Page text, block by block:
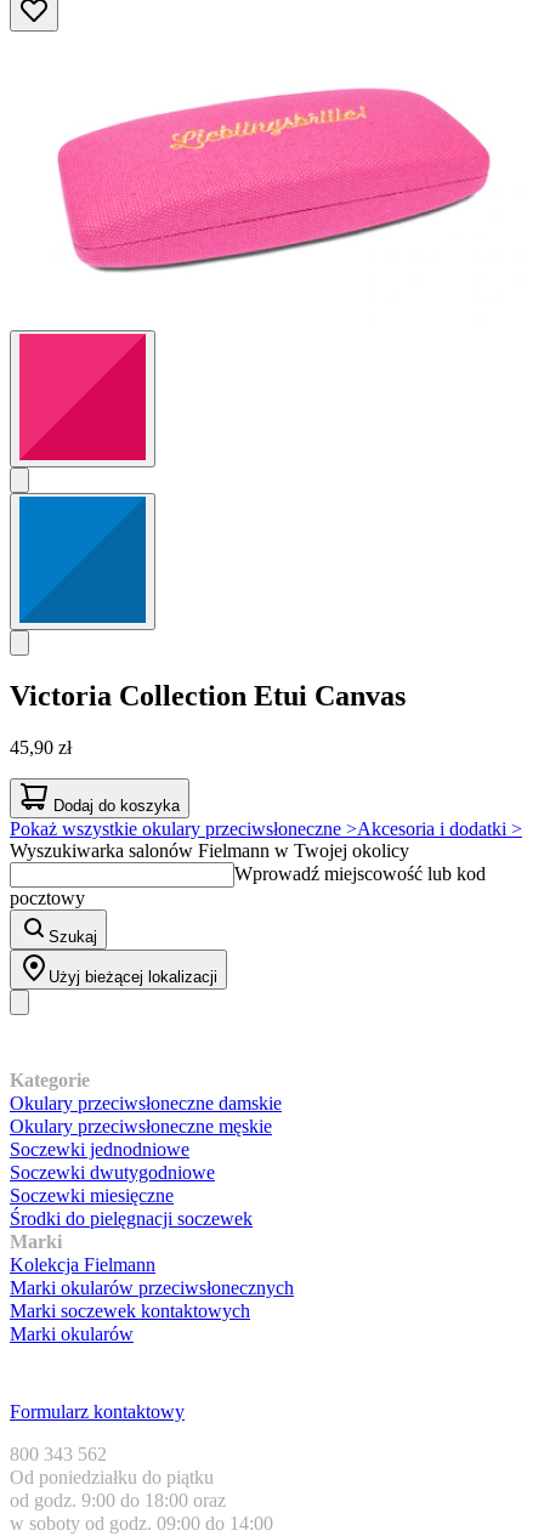
Victoria Collection Etui Canvas
45,90 zł
Dodaj do koszyka
Pokaż wszystkie okulary przeciwsłoneczne >Akcesoria i dodatki >
Wyszukiwarka salonów Fielmann w Twojej okolicy
Wprowadź miejscowość lub kod
pocztowy
Szukaj
Użyj bieżącej lokalizacji
Kategorie
Okulary przeciwsłoneczne damskie
Okulary przeciwsłoneczne męskie
Soczewki jednodniowe
Soczewki dwutygodniowe
Soczewki miesięczne
Środki do pielęgnacji soczewek
Marki
Kolekcja Fielmann
Marki okularów przeciwsłonecznych
Marki soczewek kontaktowych
Marki okularów
Formularz kontaktowy
800 343 562
Od poniedziałku do piątku
od godz. 9:00 do 18:00 oraz
w soboty od godz. 09:00 do 14:00